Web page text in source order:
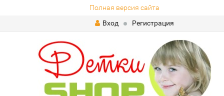
Полная версия сайта
Вход
Регистрация